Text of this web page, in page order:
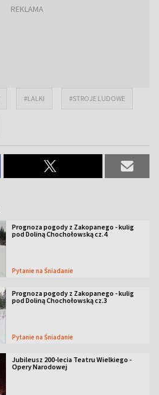
#LALKI #STROJE LUDOWE
Prognoza pogody z Zakopanego - kulig
pod Doliną Chochołowską cz.4
Pytanie na Śniadanie
Prognoza pogody z Zakopanego - kulig
pod Doliną Chochołowską cz.3
Pytanie na Śniadanie
Jubileusz 200-lecia Teatru Wielkiego -
Opery Narodowej